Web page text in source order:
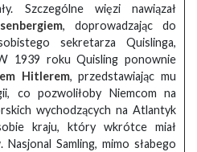
Szczególne więzi nawiązał
, doprowadzając do
sekretarza Quislinga,
1939 roku Quisling ponownie
Hitlerem, przedstawiając mu
co pozwoliłoby Niemcom na
wychodzących na Atlantyk
kraju, który wkrótce miał
Samling, mimo słabego